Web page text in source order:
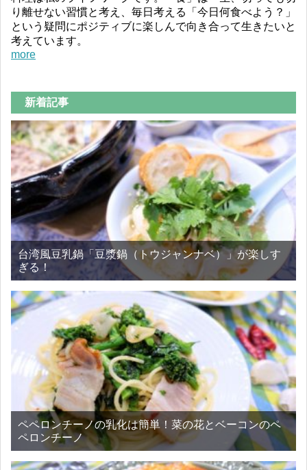
り離せない習慣と考え、毎日考える「今日何食べよう？」
という疑問にポジティブに楽しんで向き合って生きたいと
考えています。
more
新着記事
台湾風豆乳鍋「豆漿鍋（トウジャンナベ）」が楽しす
ぎる！
ペペロンチーノの乳化は簡単！菜の花とベーコンのペ
ペロンチーノ